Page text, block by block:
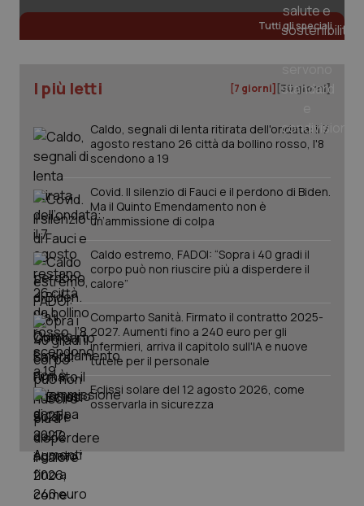
Tutti gli speciali
I più letti [7 giorni] [30 giorni]
Caldo, segnali di lenta ritirata dell'ondata: il 7
agosto restano 26 città da bollino rosso, l'8
scendono a 19
Covid. Il silenzio di Fauci e il perdono di Biden.
Ma il Quinto Emendamento non è
un’ammissione di colpa
Caldo estremo, FADOI: “Sopra i 40 gradi il
corpo può non riuscire più a disperdere il
calore”
Comparto Sanità. Firmato il contratto 2025-
2027. Aumenti fino a 240 euro per gli
infermieri, arriva il capitolo sull'IA e nuove
tutele per il personale
Eclissi solare del 12 agosto 2026, come
osservarla in sicurezza
PHPSESSID
www.quotidianosanita.it